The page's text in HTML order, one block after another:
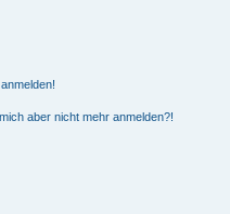
aber nicht mehr anmelden?!